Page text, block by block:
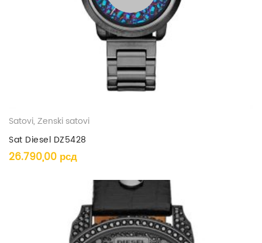
Satovi, Ženski satovi
Sat Diesel DZ5428
26.790,00 рсд